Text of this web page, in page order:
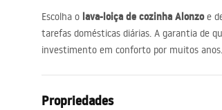
Escolha o lava-loiça de cozinha Alonzoe
tarefas domésticas diárias. A garantia de
investimento em conforto por muitos anos.
Propriedades